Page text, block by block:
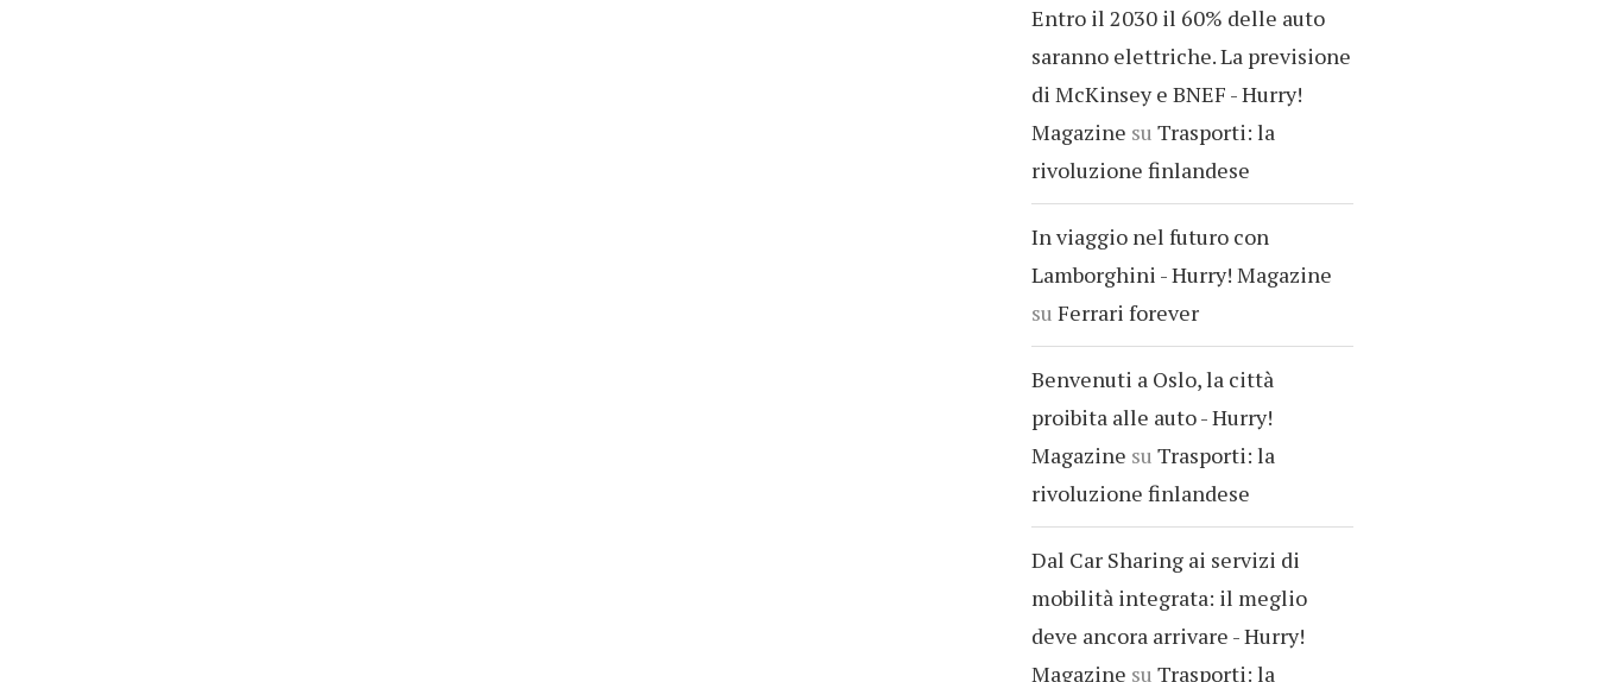
Entro il 2030 il 60% delle auto
saranno elettriche. La previsione
di McKinsey e BNEF - Hurry!
Magazine su Trasporti: la
rivoluzione finlandese
In viaggio nel futuro con
Lamborghini - Hurry! Magazine
su Ferrari forever
Benvenuti a Oslo, la città
proibita alle auto - Hurry!
Magazine su Trasporti: la
rivoluzione finlandese
Dal Car Sharing ai servizi di
mobilità integrata: il meglio
deve ancora arrivare - Hurry!
Magazine su Trasporti: la